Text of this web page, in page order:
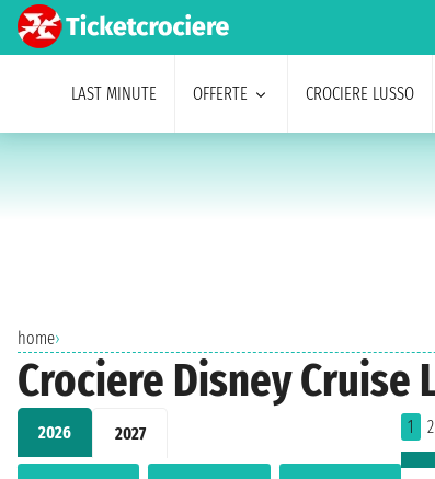
LAST MINUTE OFFERTE CROCIERE LUSSO
home›
Crociere Disney Cruise
2026 2027 1 2